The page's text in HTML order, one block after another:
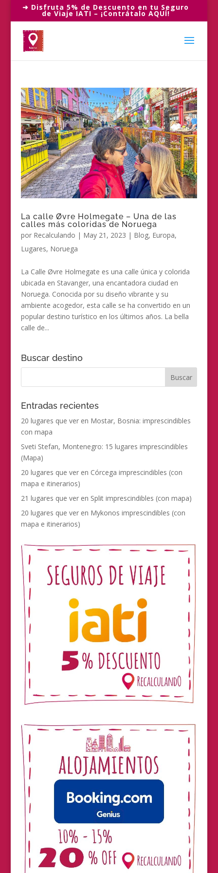
➜ Disfruta 5% de Descuento en tu Seguro
de Viaje IATI – ¡Contrátalo AQUÍ!
La calle Øvre Holmegate – Una de las
calles más coloridas de Noruega
por Recalculando | May 21, 2023 | Blog, Europa,
Lugares, Noruega
La Calle Øvre Holmegate es una calle única y colorida
ubicada en Stavanger, una encantadora ciudad en
Noruega. Conocida por su diseño vibrante y su
ambiente acogedor, esta calle se ha convertido en un
popular destino turístico en los últimos años. La bella
calle de...
Buscar destino
Entradas recientes
20 lugares que ver en Mostar, Bosnia: imprescindibles
con mapa
Sveti Stefan, Montenegro: 15 lugares imprescindibles
(Mapa)
20 lugares que ver en Córcega imprescindibles (con
mapa e itinerarios)
21 lugares que ver en Split imprescindibles (con mapa)
20 lugares que ver en Mykonos imprescindibles (con
mapa e itinerarios)